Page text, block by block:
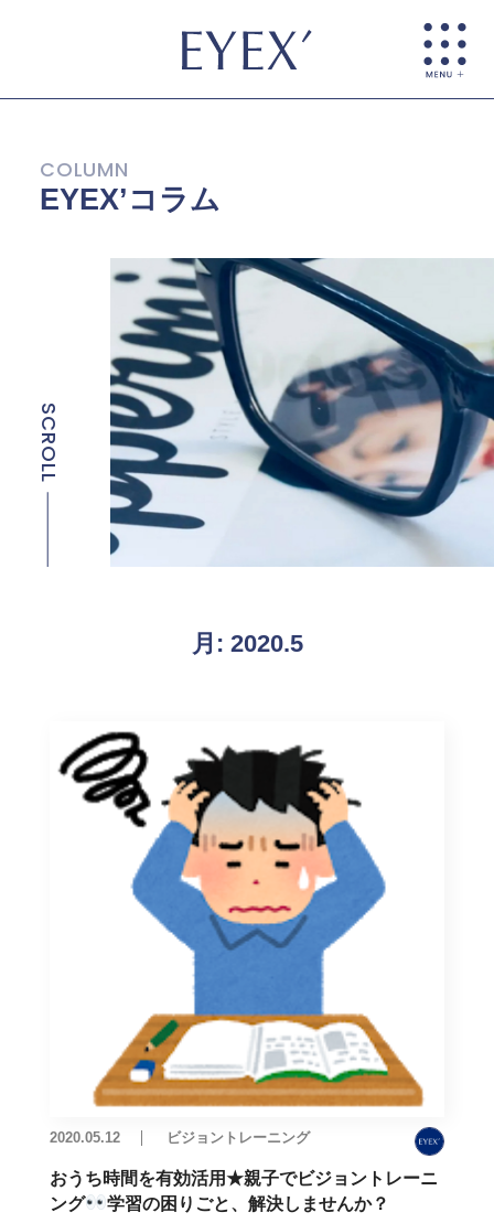
EYEX’コラム
SCROLL
月: 2020.5
2020.05.12 ビジョントレーニング
おうち時間を有効活用★親子でビジョントレーニ
ング
学習の困りごと、解決しませんか？